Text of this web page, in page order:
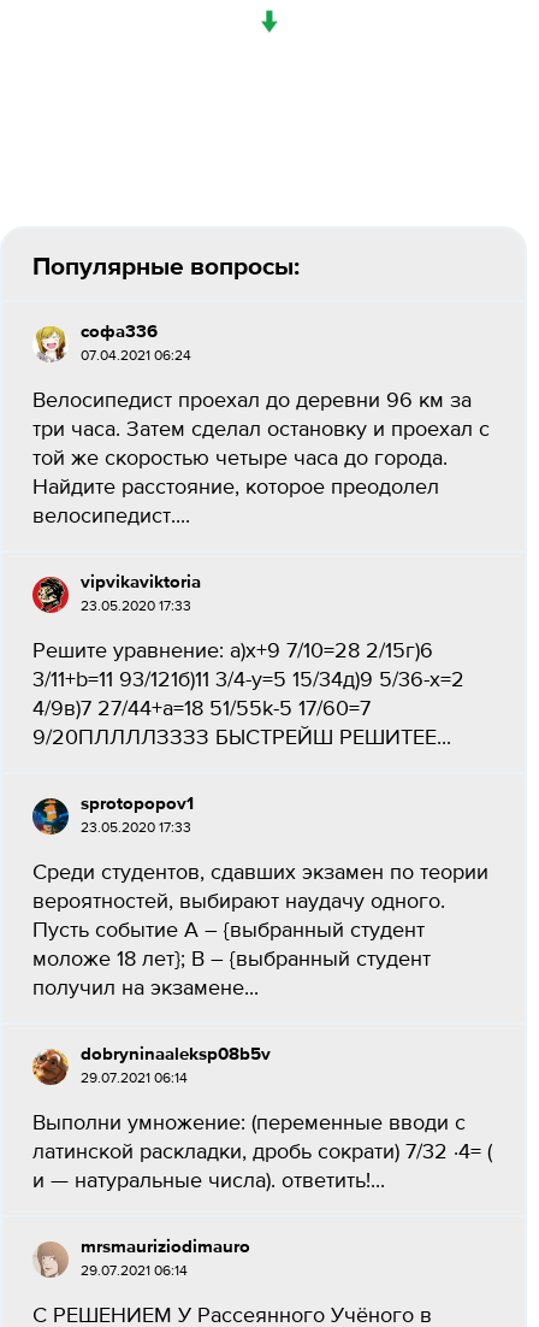
↓
Популярные вопросы:
софа336
07.04.2021 06:24
Велосипедист проехал до деревни 96 км за
три часа. Затем сделал остановку и проехал с
той же скоростью четыре часа до города.
Найдите расстояние, которое преодолел
велосипедист....
vipvikaviktoria
23.05.2020 17:33
Решите уравнение: а)х+9 7/10=28 2/15г)6
3/11+b=11 93/121б)11 3/4-y=5 15/34д)9 5/36-х=2
4/9в)7 27/44+а=18 51/55k-5 17/60=7
9/20ПЛЛЛЛЗЗЗЗ БЫСТРЕЙШ РЕШИТЕЕ...
sprotopopov1
23.05.2020 17:33
Среди студентов, сдавших экзамен по теории
вероятностей, выбирают наудачу одного.
Пусть событие А – {выбранный студент
моложе 18 лет}; В – {выбранный студент
получил на экзамене...
dobryninaaleksp08b5v
29.07.2021 06:14
Выполни умножение: (переменные вводи с
латинской раскладки, дробь сократи) 7/32 ⋅4= (
и — натуральные числа). ответить!...
mrsmauriziodimauro
29.07.2021 06:14
С РЕШЕНИЕМ У Рассеянного Учёного в